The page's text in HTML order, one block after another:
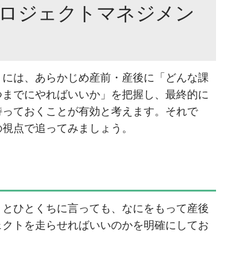
ジェクトマネジメン
は、あらかじめ産前・産後に「どんな課
でにやればいいか」を把握し、最終的に
ておくことが有効と考えます。それで
点で追ってみましょう。
ひとくちに言っても、なにをもって産後
トを走らせればいいのかを明確にしてお